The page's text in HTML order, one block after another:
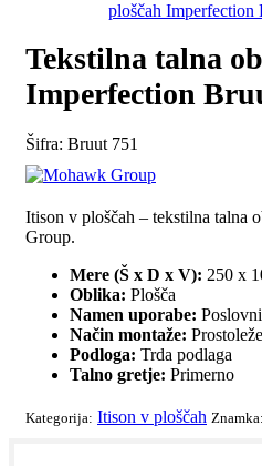
Tekstilna talna
Imperfection
Šifra: Bruut 751
Itison v ploščah – tekstilna talna
Group.
Mere (Š x D x V): 250 x
Oblika: Plošča
Namen uporabe:
Način montaže:
Podloga: Trda podlaga
Talno gretje: Primerno
Kategorija: Itison v ploščah Znamka: